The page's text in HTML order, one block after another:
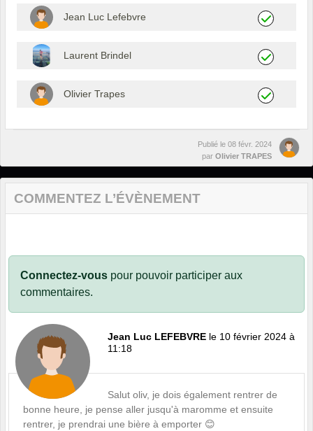
Jean Luc Lefebvre
Laurent Brindel
Olivier Trapes
Publié le 08 févr. 2024
par Olivier TRAPES
COMMENTEZ L’ÉVÈNEMENT
Connectez-vous pour pouvoir participer aux
commentaires.
Jean Luc LEFEBVRE le 10 février 2024 à
11:18
Salut oliv, je dois également rentrer de
bonne heure, je pense aller jusqu'à maromme et ensuite
rentrer, je prendrai une bière à emporter 😊